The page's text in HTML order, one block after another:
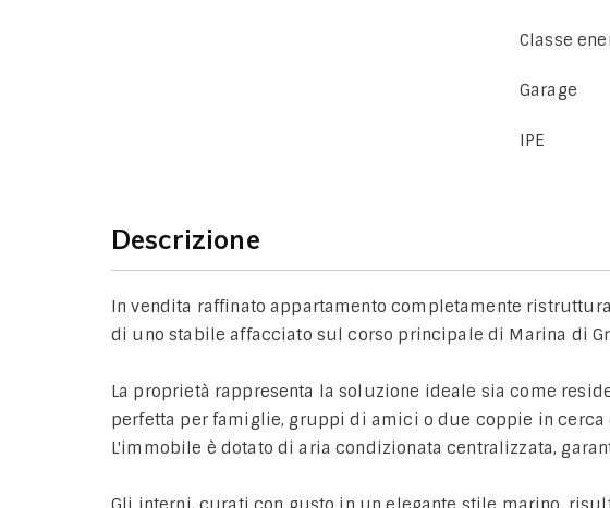
Classe
Garage
IPE
Descrizione
In vendita raffinato appartamento completamente
di uno stabile affacciato sul corso principale di Marina di
La proprietà rappresenta la soluzione ideale sia come
perfetta per famiglie, gruppi di amici o due coppie in cerca
L'immobile è dotato di aria condizionata centralizzata,